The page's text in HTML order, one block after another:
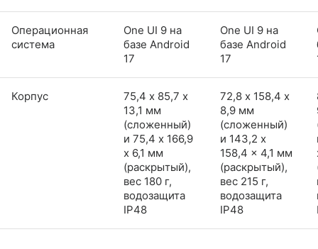
Операционная
система
One UI 9 на
базе Android
17
One UI 9 на
базе Android
17
Корпус
75,4 х 85,7 х
13,1 мм
(сложенный)
и 75,4 x 166,9
x 6,1 мм
(раскрытый),
вес 180 г,
водозащита
IP48
72,8 х 158,4 х
8,9 мм
(сложенный)
и 143,2 x
158,4 x 4,1 мм
(раскрытый),
вес 215 г,
водозащита
IP48